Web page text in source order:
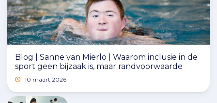
Blog | Sanne van Mierlo | Waarom inclusie in de
sport geen bijzaak is, maar randvoorwaarde
10 maart 2026